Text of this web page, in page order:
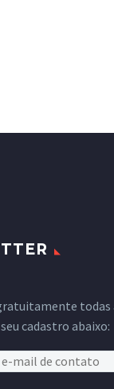
todas
cadastro abaixo: